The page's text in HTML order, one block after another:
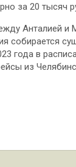
за 20 тысяч
Анталией и
собирается
года в
из